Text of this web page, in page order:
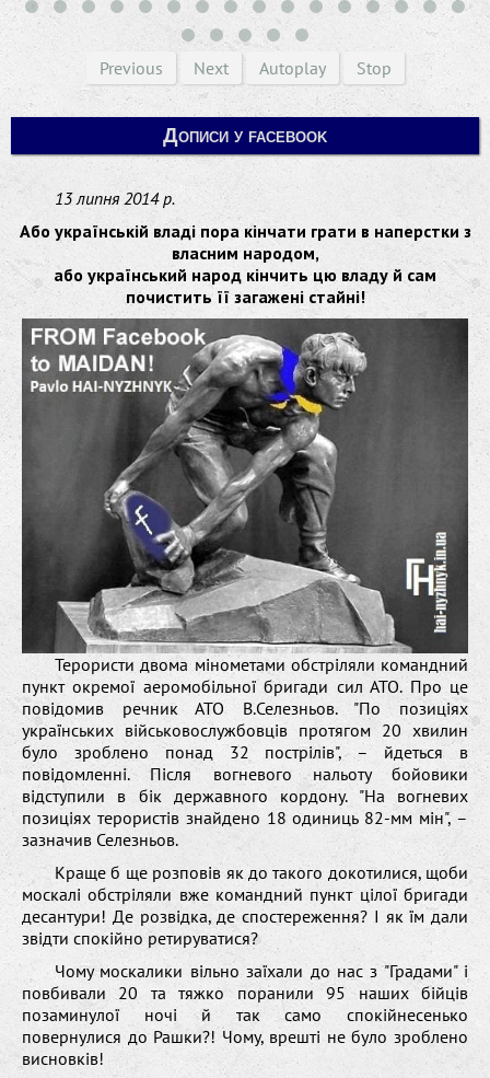
Previous Next Autoplay Stop
Дописи у facebook
13 липня 2014 р.
Або українській владі пора кінчати грати в наперстки з
власним народом,
або український народ кінчить цю владу й сам
почистить її загажені стайні!
Терористи двома мінометами обстріляли командний
пункт окремої аеромобільної бригади сил АТО. Про це
повідомив речник АТО В.Селезньов. "По позиціях
українських військовослужбовців протягом 20 хвилин
було зроблено понад 32 пострілів", – йдеться в
повідомленні. Після вогневого нальоту бойовики
відступили в бік державного кордону. "На вогневих
позиціях терористів знайдено 18 одиниць 82-мм мін", –
зазначив Селезньов.
Краще б ще розповів як до такого докотилися, щоби
москалі обстріляли вже командний пункт цілої бригади
десантури! Де розвідка, де спостереження? І як їм дали
звідти спокійно ретируватися?
Чому москалики вільно заїхали до нас з "Градами" і
повбивали 20 та тяжко поранили 95 наших бійців
позаминулої ночі й так само спокійнесенько
повернулися до Рашки?! Чому, врешті не було зроблено
висновків!